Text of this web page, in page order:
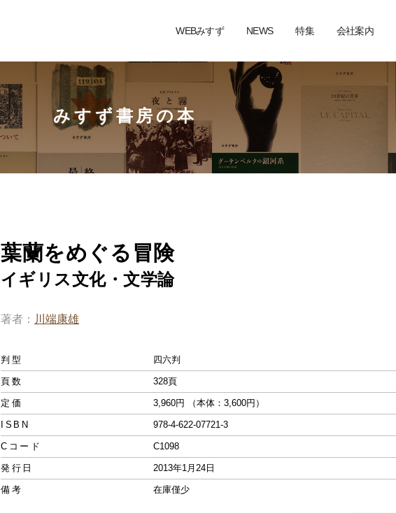
WEBみすず NEWS 特集 会社案内
みすず書房の本
葉蘭をめぐる冒険
イギリス文化・文学論
著者 川端康雄
判型 四六判
頁数 328頁
定価 3,960円 （本体：3,600円）
ISBN 978-4-622-07721-3
Cコード C1098
発行日 2013年1月24日
備考 在庫僅少